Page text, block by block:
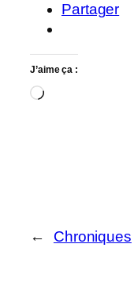
Partager
J’aime ça :
Chargement…
← Chroniques